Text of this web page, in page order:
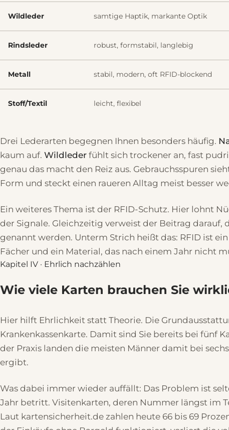
Wildleder samtige Haptik, markante Optik
Rindsleder robust, formstabil, langlebig
Metall stabil, modern, oft RFID-blockend
Stoff/Textil leicht, flexibel
Drei Lederarten begegnen Ihnen besonders häufig.
kaum auf. Wildleder fühlt sich trockener an, fast
genau das macht den Reiz aus. Gebrauchsspuren
Form und steckt einen raueren Alltag meist besser
Ein weiteres Thema ist der RFID-Schutz. Hier lohnt
der Signale. Gleichzeitig verweist der Beitrag darauf,
genannt werden. Unterm Strich heißt das: RFID ist
Fächer und ein Material, das nach einem Jahr nicht
Kapitel IV · Ehrlich nachzählen
Wie viele Karten brauchen Sie
Hier hilft Ehrlichkeit statt Theorie. Die
Krankenkassenkarte. Damit sind Sie bereits bei fünf
der Praxis landen die meisten Männer damit bei
ergibt.
Was dabei immer wieder auffällt: Das Problem ist
Jahr betritt. Visitenkarten, deren Nummer längst im
Laut kartensicherheit.de zahlen heute 66 bis 69